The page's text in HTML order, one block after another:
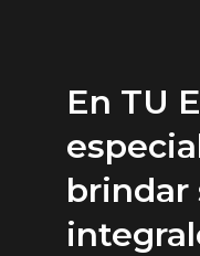
En TU
brindar